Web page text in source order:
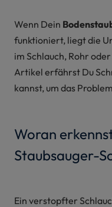
Wenn Dein
funktioniert, liegt die
im Schlauch, Rohr
Artikel erfährst Du
kannst, um das
Woran
Staubsauger-
Ein verstopfter